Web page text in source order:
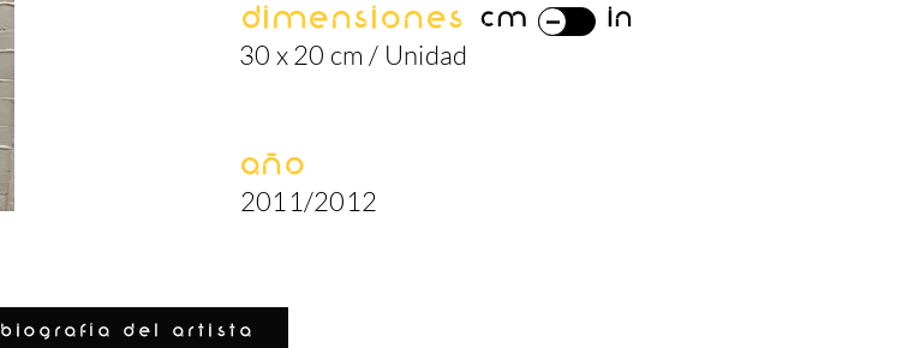
Dimensiones cm in
30 x 20 cm / Unidad
Año
2011/2012
biografía del artista